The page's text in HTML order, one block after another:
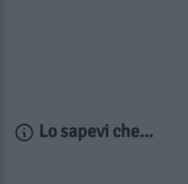
Lo sapevi che...